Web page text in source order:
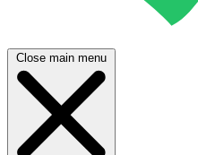
Close main menu